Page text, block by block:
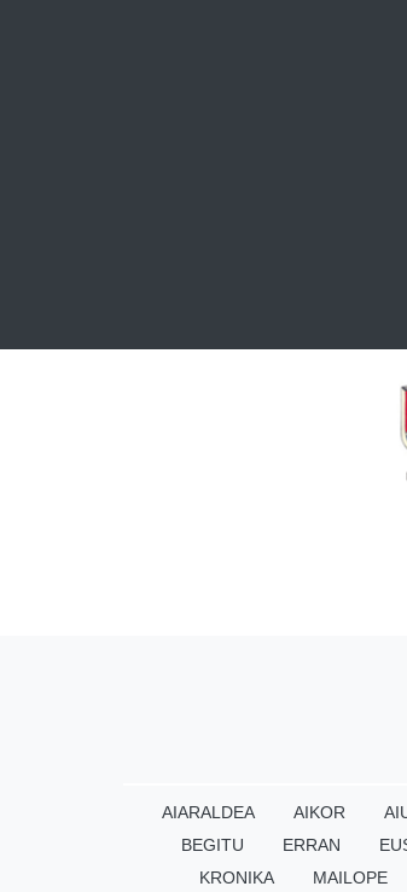
AIARALDEA AIKOR
BEGITU
ERRAN
KRONIKA
MAILOPE